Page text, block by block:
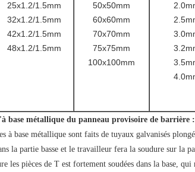
25x1.2/1.5mm
32x1.2/1.5mm
42x1.2/1.5mm
48x1.2/1.5mm
50x50mm
60x60mm
70x70mm
75x75mm
100x100mm
base métallique du panneau provisoire de barrière :
à base métallique sont faits de tuyaux galvanisés
la partie basse et le travailleur fera la soudure sur la
les pièces de T est fortement soudées dans la base,